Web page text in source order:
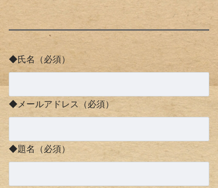
◆氏名（必須）
◆メールアドレス（必須）
◆題名（必須）